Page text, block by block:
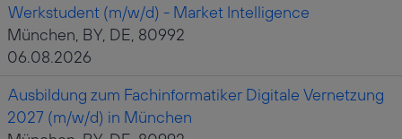
Werkstudent (m/w/d) - Market Intelligence
München, BY, DE, 80992
06.08.2026
Ausbildung zum Fachinformatiker Digitale Vernetzung
2027 (m/w/d) in München